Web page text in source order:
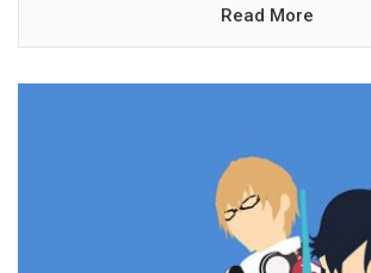
Read More